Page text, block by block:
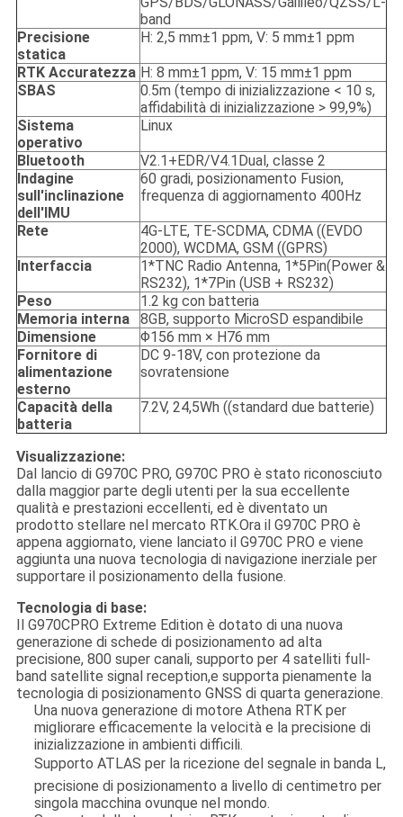
band
Precisione
statica
H: 2,5 mm±1 ppm, V: 5 mm±1 ppm
RTK Accuratezza H: 8 mm±1 ppm, V: 15 mm±1 ppm
SBAS
0.5m (tempo di inizializzazione < 10 s,
affidabilità di inizializzazione > 99,9%)
Sistema
operativo
Linux
Bluetooth
V2.1+EDR/V4.1Dual, classe 2
Indagine
sull'inclinazione
dell'IMU
60 gradi, posizionamento Fusion,
frequenza di aggiornamento 400Hz
Rete
4G-LTE, TE-SCDMA, CDMA ((EVDO
2000), WCDMA, GSM ((GPRS)
Interfaccia
1*TNC Radio Antenna, 1*5Pin(Power &
RS232), 1*7Pin (USB + RS232)
Peso
1.2 kg con batteria
Memoria interna
8GB, supporto MicroSD espandibile
Dimensione
Φ156 mm × H76 mm
Fornitore di
alimentazione
esterno
DC 9-18V, con protezione da
sovratensione
Capacità della
batteria
7.2V, 24,5Wh ((standard due batterie)
Visualizzazione:
Dal lancio di G970C PRO, G970C PRO è stato riconosciuto
dalla maggior parte degli utenti per la sua eccellente
qualità e prestazioni eccellenti, ed è diventato un
prodotto stellare nel mercato RTK.Ora il G970C PRO è
appena aggiornato, viene lanciato il G970C PRO e viene
aggiunta una nuova tecnologia di navigazione inerziale per
supportare il posizionamento della fusione.
Tecnologia di base:
Il G970CPRO Extreme Edition è dotato di una nuova
generazione di schede di posizionamento ad alta
precisione, 800 super canali, supporto per 4 satelliti full-
band satellite signal reception,e supporta pienamente la
tecnologia di posizionamento GNSS di quarta generazione.
Una nuova generazione di motore Athena RTK per
migliorare efficacemente la velocità e la precisione di
inizializzazione in ambienti difficili.
Supporto ATLAS per la ricezione del segnale in banda L,
precisione di posizionamento a livello di centimetro per
singola macchina ovunque nel mondo.